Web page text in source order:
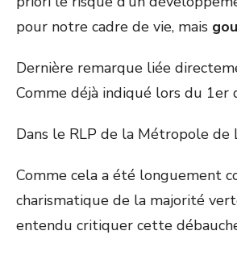
pour notre cadre de vie, mais
Dernière remarque liée
Comme déjà indiqué lors du 1er
Dans le RLP de la Métropole de
Comme cela a été longuement
charismatique de la majorité
entendu critiquer cette